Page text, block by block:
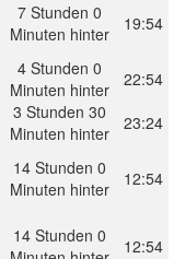
7 Stunden 0
Minuten hinter
19:54
4 Stunden 0
Minuten hinter
22:54
3 Stunden 30
Minuten hinter
23:24
14 Stunden 0
Minuten hinter
12:54
14 Stunden 0
12:54